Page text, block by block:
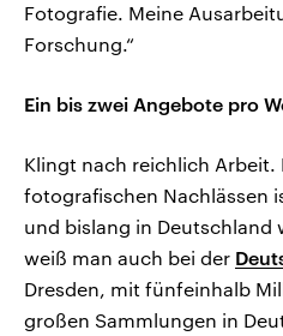
Fotografie. Meine
Forschung.“
Ein bis zwei Angebote pro
Klingt nach reichlich Arbeit.
fotografischen Nachlässen
und bislang in Deutschland
weiß man auch bei der
Dresden, mit fünfeinhalb
großen Sammlungen in